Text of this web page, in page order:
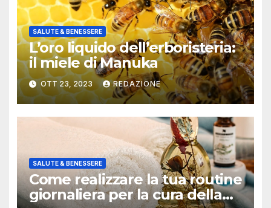
SALUTE & BENESSERE
L’oro liquido dell’erboristeria:
il miele di Manuka
OTT 23, 2023 REDAZIONE
SALUTE & BENESSERE
Come realizzare la tua routine
giornaliera per la cura della